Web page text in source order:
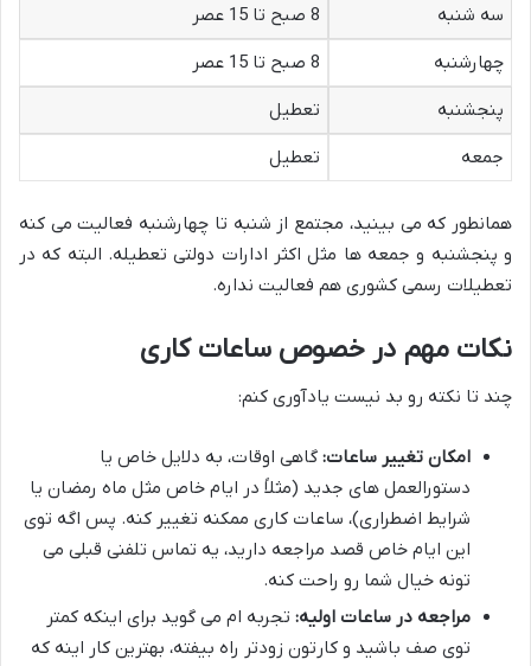
سه شنبه
8 صبح تا 15 عصر
چهارشنبه
8 صبح تا 15 عصر
پنجشنبه
تعطیل
جمعه
تعطیل
همانطور که می بینید، مجتمع از شنبه تا چهارشنبه فعالیت می کنه
و پنجشنبه و جمعه ها مثل اکثر ادارات دولتی تعطیله. البته که در
تعطیلات رسمی کشوری هم فعالیت نداره.
نکات مهم در خصوص ساعات کاری
چند تا نکته رو بد نیست یادآوری کنم:
امکان تغییر ساعات: گاهی اوقات، به دلایل خاص یا
دستورالعمل های جدید (مثلاً در ایام خاص مثل ماه رمضان یا
شرایط اضطراری)، ساعات کاری ممکنه تغییر کنه. پس اگه توی
این ایام خاص قصد مراجعه دارید، یه تماس تلفنی قبلی می
تونه خیال شما رو راحت کنه.
مراجعه در ساعات اولیه: تجربه ام می گوید برای اینکه کمتر
توی صف باشید و کارتون زودتر راه بیفته، بهترین کار اینه که